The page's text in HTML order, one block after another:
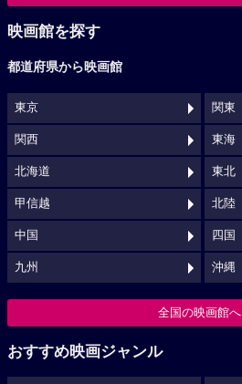
映画館を探す
都道府県から映画館
東京 関東
関西 東海
北海道 東北
甲信越 北陸
中国 四国
九州 沖縄
全国の映画館へ
おすすめ映画ジャンル